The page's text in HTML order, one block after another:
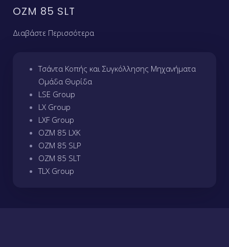
OZM 85 SLT
Διαβάστε Περισσότερα
Τσάντα Κοπής και Συγκόλλησης Μηχανήματα
Ομάδα Θυρίδα
LSE Group
LX Group
LXF Group
OZM 85 LXK
OZM 85 SLP
OZM 85 SLT
TLX Group